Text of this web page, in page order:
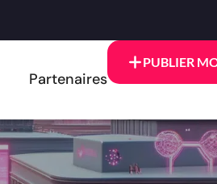
Partenaires
PUBLIER